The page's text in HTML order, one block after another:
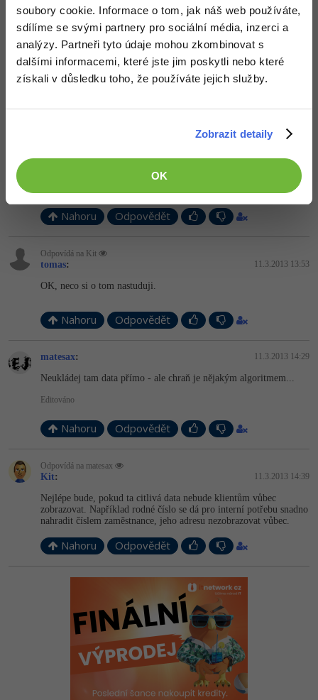
soubory cookie. Informace o tom, jak náš web používáte,
sdílíme se svými partnery pro sociální média, inzerci a
analýzy. Partneři tyto údaje mohou zkombinovat s
dalšími informacemi, které jste jim poskytli nebo které
získali v důsledku toho, že používáte jejich služby.
Zobrazit detaily
OK
Kybernetická bezpečnost
Elektronický podpis
Nahoru Odpovědět
Odpovídá na Luboš Běhounek Satik
tomas:
Tohle musim nejak vyzkouset
Nahoru Odpovědět
Kit: 11.3.2013 13:37
Jak ukrást cookie? Když si do něj uložíš token, tak to není tak
jednoduché. Skoro bych řekl nemožné.
Nahoru Odpovědět
Odpovídá na Kit
tomas: 11.3.2013 13:53
OK, neco si o tom nastuduji.
Nahoru Odpovědět
matesax: 11.3.2013 14:29
Neukládej tam data přímo - ale chraň je nějakým algoritmem...
Editováno
Nahoru Odpovědět
Odpovídá na matesax
Kit: 11.3.2013 14:39
Nejlépe bude, pokud ta citlivá data nebude klientům vůbec
zobrazovat. Například rodné číslo se dá pro interní potřebu snadno
nahradit číslem zaměstnance, jeho adresu nezobrazovat vůbec.
Nahoru Odpovědět